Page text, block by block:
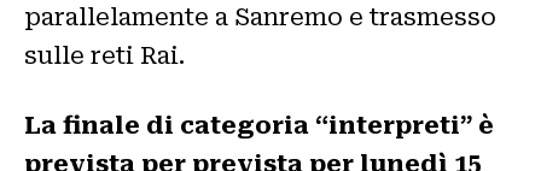
parallelamente a Sanremo e trasmesso
sulle reti Rai.
La finale di categoria “interpreti” è
prevista per prevista per lunedì 15